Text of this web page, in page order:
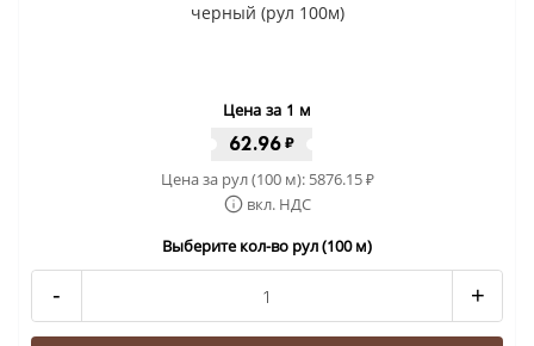
черный (рул 100м)
Цена за 1 м
62.96 ₽
Цена за рул (100 м): 5876.15₽
вкл. НДС
Выберите кол-во рул (100 м)
- +